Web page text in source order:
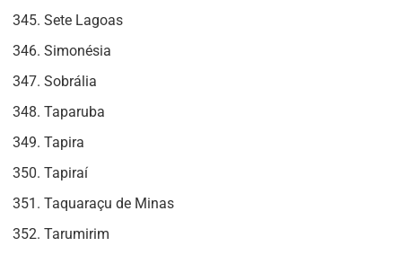
Sete Lagoas
Simonésia
Sobrália
Taparuba
Tapira
Tapiraí
Taquaraçu de Minas
Tarumirim